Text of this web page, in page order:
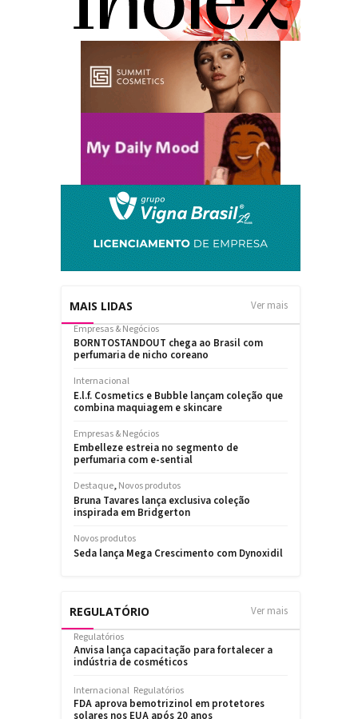
MAIS LIDAS Ver mais
REGULATÓRIO Ver mais
Regulatórios
Anvisa lança capacitação para fortalecer a
indústria de cosméticos
Internacional Regulatórios
FDA aprova bemotrizinol em protetores
solares nos EUA após 20 anos